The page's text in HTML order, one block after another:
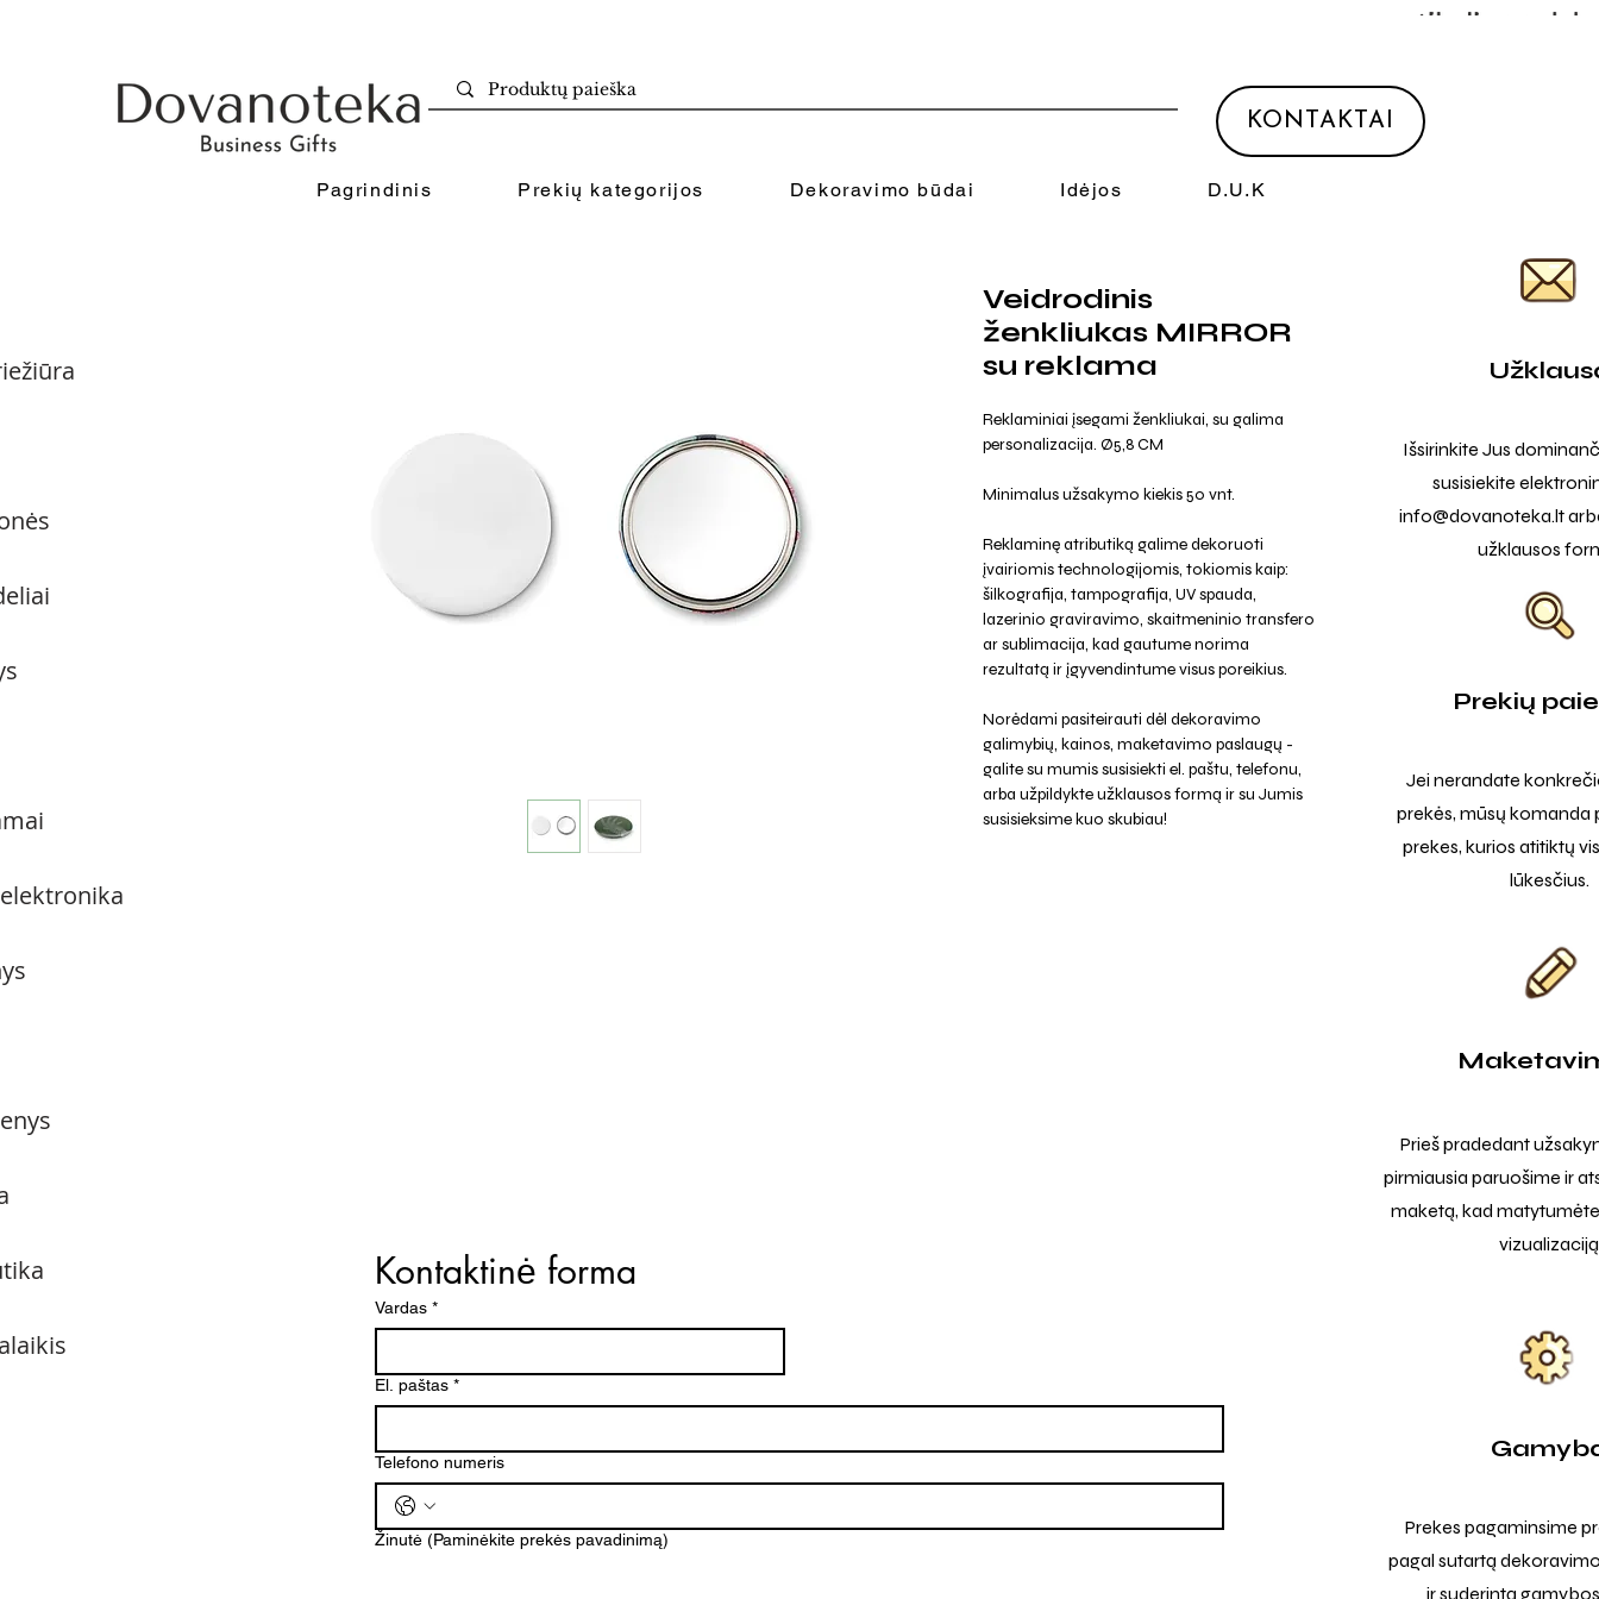
Pagrindinis Prekių kategorijos Dekoravimo būdai Idėjos D.U.K
KONTAKTAI
Veidrodinis
ženkliukas MIRROR
su reklama
Reklaminiai įsegami ženkliukai, su galima
personalizacija. Ø5,8 CM
Minimalus užsakymo kiekis 50 vnt.
Reklaminę atributiką galime dekoruoti
įvairiomis technologijomis, tokiomis kaip:
šilkografija, tampografija, UV spauda,
lazerinio graviravimo, skaitmeninio transfero
ar sublimacija, kad gautume norima
rezultatą ir įgyvendintume visus poreikius.
Norėdami pasiteirauti dėl dekoravimo
galimybių, kainos, maketavimo paslaugų -
galite su mumis susisiekti el. paštu, telefonu,
arba užpildykte užklausos formą ir su Jumis
susisieksime kuo skubiau!
Išsirinkite Jus
susisiekite
info@dovanoteka.lt
užklausos
Prekių
Jei nerandate
prekės, mūsų komanda
prekes, kurios atitiktų
lūkesčius.
Kontaktinė forma
Vardas *
El. paštas *
Telefono numeris
Žinutė (Paminėkite prekės pavadinimą)
Prieš pradedant
pirmiausia paruošime ir
maketą, kad
vizualizaciją
Prekes pagaminsime
pagal sutartą
ir suderintą